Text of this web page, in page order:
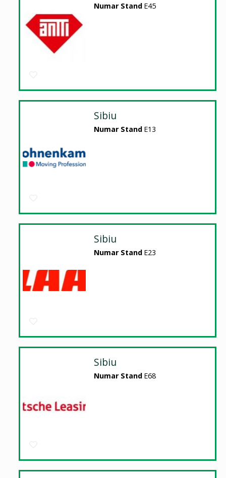
Numar Stand E45
Sibiu
Numar Stand E13
Sibiu
Numar Stand E23
Sibiu
Numar Stand E68